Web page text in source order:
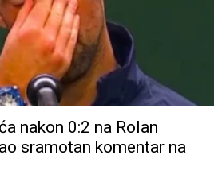
nakon 0:2 na Rolan
sramotan komentar na